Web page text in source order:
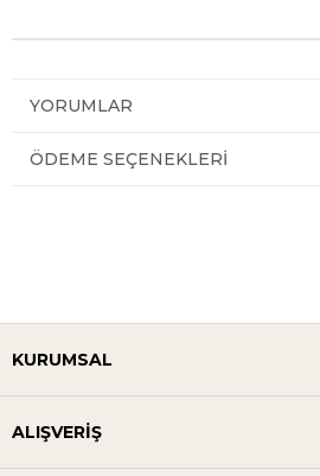
YORUMLAR
ÖDEME SEÇENEKLERI
KURUMSAL
ALIŞVERİŞ